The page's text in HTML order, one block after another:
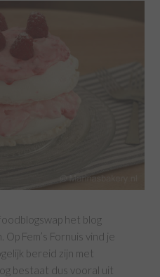
het blog
Fem’s Fornuis vind je
bereid zijn met
bestaat dus vooral uit